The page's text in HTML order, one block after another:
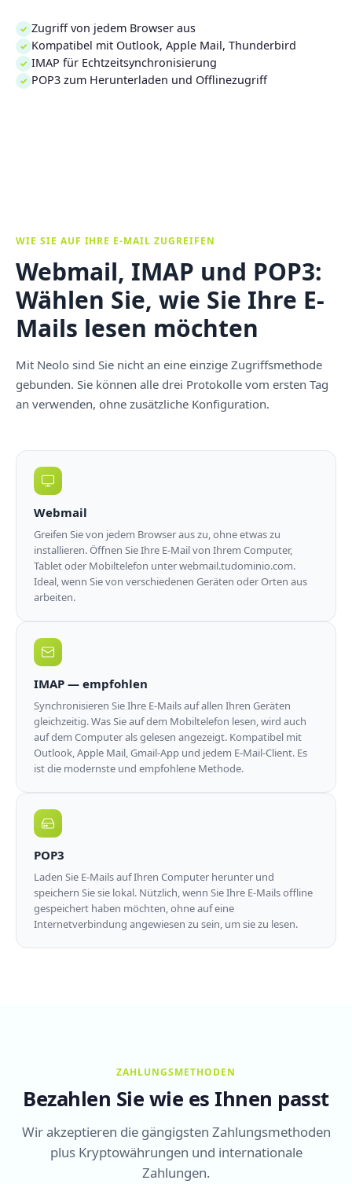
✓ Zugriff von jedem Browser aus
✓ Kompatibel mit Outlook, Apple Mail, Thunderbird
✓ IMAP für Echtzeitsynchronisierung
✓ POP3 zum Herunterladen und Offlinezugriff
WIE SIE AUF IHRE E-MAIL ZUGREIFEN
Webmail, IMAP und POP3:
Wählen Sie, wie Sie Ihre E-
Mails lesen möchten
Mit Neolo sind Sie nicht an eine einzige Zugriffsmethode
gebunden. Sie können alle drei Protokolle vom ersten Tag
an verwenden, ohne zusätzliche Konfiguration.
Webmail
Greifen Sie von jedem Browser aus zu, ohne etwas zu
installieren. Öffnen Sie Ihre E-Mail von Ihrem Computer,
Tablet oder Mobiltelefon unter webmail.tudominio.com.
Ideal, wenn Sie von verschiedenen Geräten oder Orten aus
arbeiten.
IMAP — empfohlen
Synchronisieren Sie Ihre E-Mails auf allen Ihren Geräten
gleichzeitig. Was Sie auf dem Mobiltelefon lesen, wird auch
auf dem Computer als gelesen angezeigt. Kompatibel mit
Outlook, Apple Mail, Gmail-App und jedem E-Mail-Client. Es
ist die modernste und empfohlene Methode.
POP3
Laden Sie E-Mails auf Ihren Computer herunter und
speichern Sie sie lokal. Nützlich, wenn Sie Ihre E-Mails offline
gespeichert haben möchten, ohne auf eine
Internetverbindung angewiesen zu sein, um sie zu lesen.
ZAHLUNGSMETHODEN
Bezahlen Sie wie es Ihnen passt
Wir akzeptieren die gängigsten Zahlungsmethoden
plus Kryptowährungen und internationale
Zahlungen.